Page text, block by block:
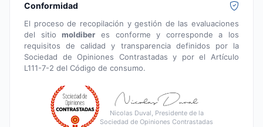
Conformidad
El proceso de recopilación y gestión de las evaluaciones
del sitiomoldiber es conforme y corresponde a los
requisitos de calidad y transparencia definidos por la
Sociedad de Opiniones Contrastadas y por el Artículo
L111-7-2 del Código de consumo.
Nicolas Duval, Presidente de la
Sociedad de Opiniones Contrastadas